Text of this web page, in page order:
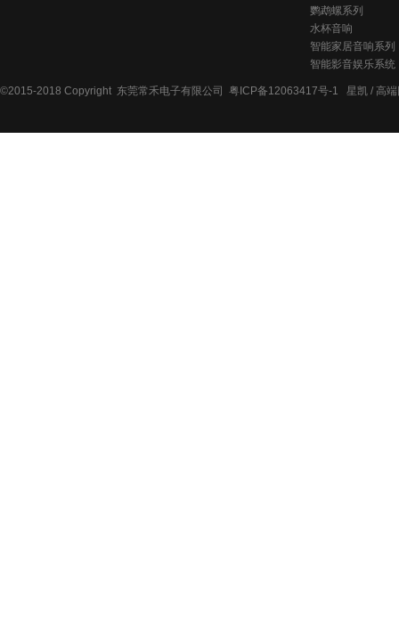
鹦鹉螺系列
水杯音响
智能家居音响系列
智能影音娱乐系统
©2015-2018 Copyright 东莞常禾电子有限公司 粤ICP备12063417号-1 星凯 / 高